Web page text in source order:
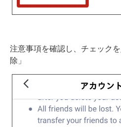
注意事項を確認し、チェック
除」